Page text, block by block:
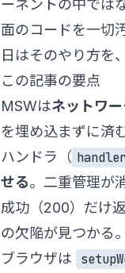
ーネントの中では
面のコードを一切
日はそのやり方を
この記事の要点
MSWはネットワ
を埋め込まずに済む
ハンドラ（
せる。二重管理が
成功（200）だけ
の欠陥が見つかる。
ブラウザは